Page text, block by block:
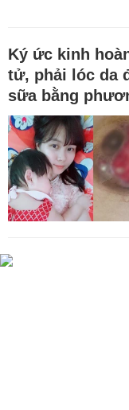
Ký ức kinh
tử, phải lóc da
sữa bằng